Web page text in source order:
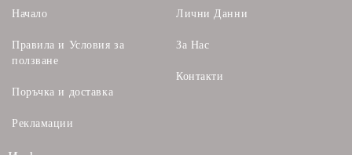
Начало
Правила и Условия за
ползване
Поръчка и доставка
Рекламации
Лични Данни
За Нас
Контакти